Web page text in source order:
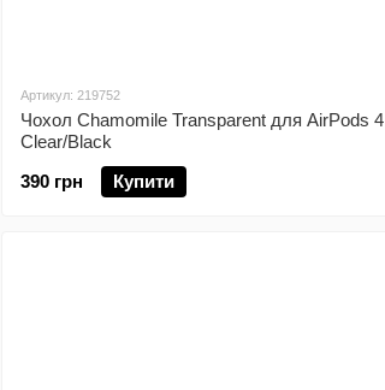
Артикул: 219752
Чохол Chamomile Transparent для AirPods 4
Clear/Black
390 грн
Купити